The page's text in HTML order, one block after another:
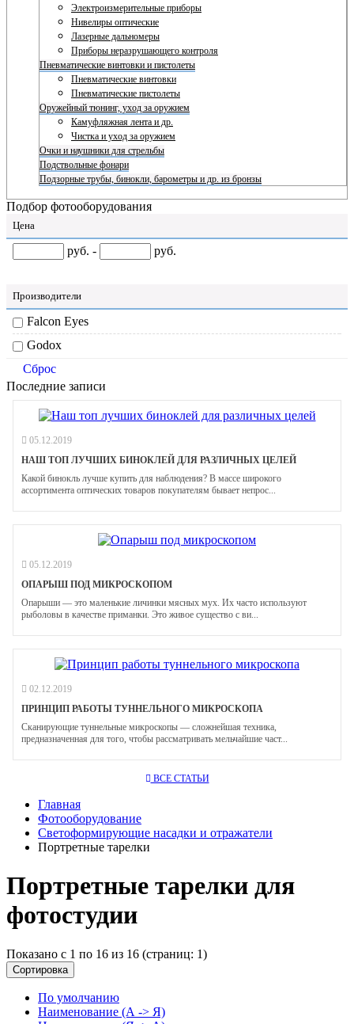
Электроизмерительные приборы
Нивелиры оптические
Лазерные дальномеры
Приборы неразрушающего контроля
Пневматические винтовки и пистолеты
Пневматические винтовки
Пневматические пистолеты
Оружейный тюнинг, уход за оружием
Камуфляжная лента и др.
Чистка и уход за оружием
Очки и наушники для стрельбы
Подствольные фонари
Подзорные трубы, бинокли, барометры и др. из бронзы
Подбор фотооборудования
Цена
руб. - руб.
Производители
Falcon Eyes
Godox
Сброс
Последние записи
05.12.2019
НАШ ТОП ЛУЧШИХ БИНОКЛЕЙ ДЛЯ РАЗЛИЧНЫХ ЦЕЛЕЙ
Какой бинокль лучше купить для наблюдения? В массе широкого
ассортимента оптических товаров покупателям бывает непрос...
05.12.2019
ОПАРЫШ ПОД МИКРОСКОПОМ
Опарыши — это маленькие личинки мясных мух. Их часто используют
рыболовы в качестве приманки. Это живое существо с ви...
02.12.2019
ПРИНЦИП РАБОТЫ ТУННЕЛЬНОГО МИКРОСКОПА
Сканирующие туннельные микроскопы — сложнейшая техника,
предназначенная для того, чтобы рассматривать мельчайшие част...
ВСЕ СТАТЬИ
Главная
Фотооборудование
Светоформирующие насадки и отражатели
Портретные тарелки
Портретные тарелки для
фотостудии
Показано с 1 по 16 из 16 (страниц: 1)
Сортировка
По умолчанию
Наименование (А -> Я)